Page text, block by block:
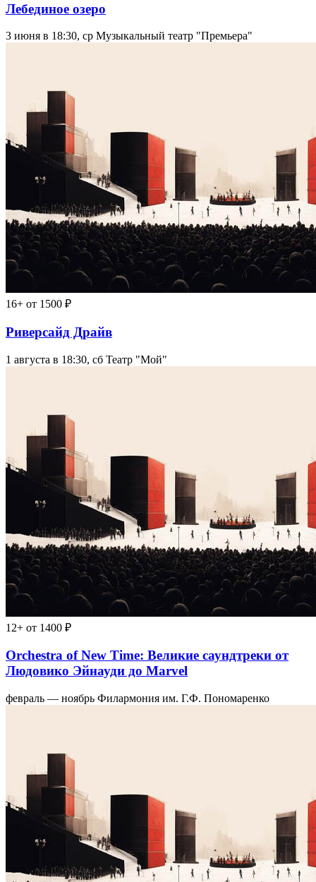
Лебединое озеро
3 июня в 18:30, ср Музыкальный театр "Премьера"
16+ от 1500 ₽
Риверсайд Драйв
1 августа в 18:30, сб Театр "Мой"
12+ от 1400 ₽
Orchestra of New Time: Великие саундтреки от
Людовико Эйнауди до Marvel
февраль — ноябрь Филармония им. Г.Ф. Пономаренко